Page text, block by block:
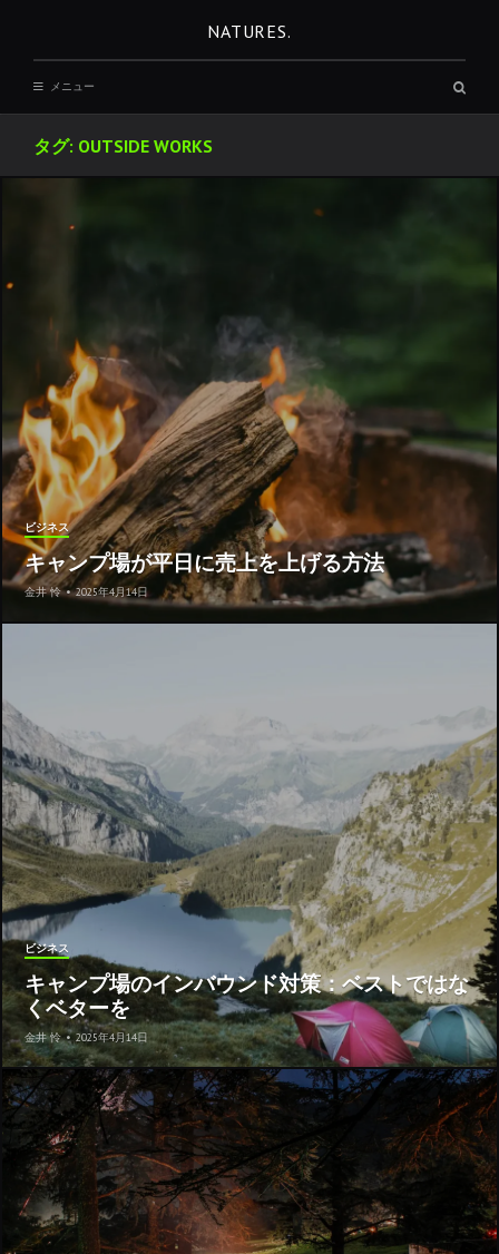
NATURES.
メニュー
ス
タグ: OUTSIDE WORKS
ビジネス
キャンプ場が平日に売上を上げる方法
金井 怜 • 2025年4月14日
ビジネス
キャンプ場のインバウンド対策：ベストではな
くベターを
金井 怜 • 2025年4月14日